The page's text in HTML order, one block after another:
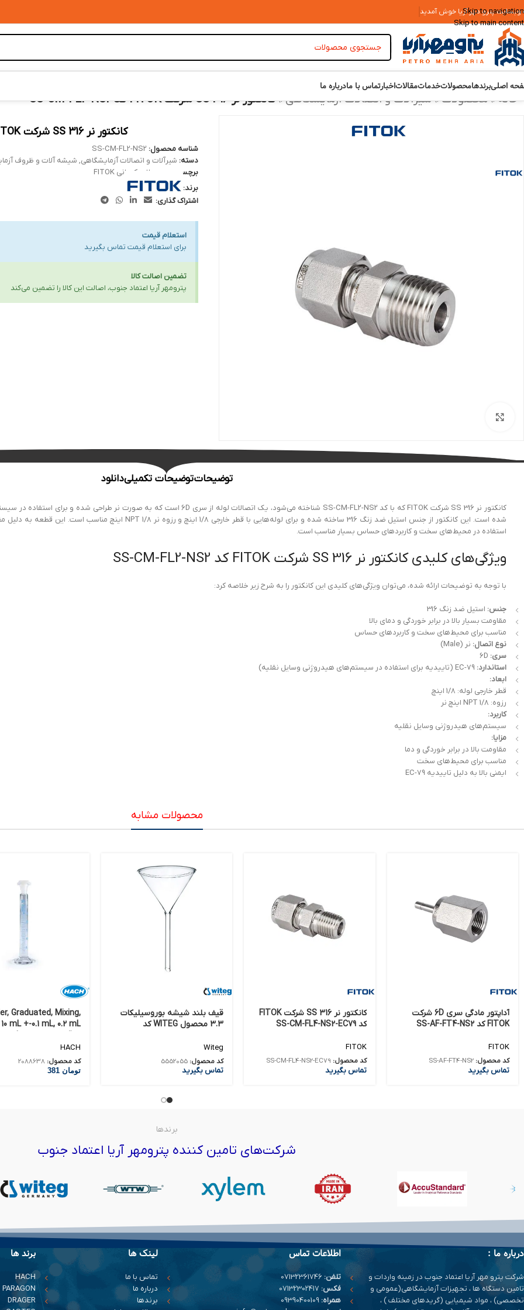
Skip to navigation
Skip to main content
وبسایت پترو مهر آریا خوش آمدید
اصلیبرندهامحصولاتخدماتمقالاتاخبارتماس با مادرباره ما
خانه»محصولات»شیرآلات و اتصالات آزمایشگاهی»کانکتور نر 316 SS شرکت FITOK کد SS-CM-FL2-NS2
کانکتور نر 316 SS شرکت FITOK کد SS-CM-FL2-NS2
شناسه محصول: SS-CM-FL2-NS2
دسته: شیرآلات و اتصالات آزمایشگاهی, شیشه آلات و ظروف
برچسب:
محصولات کمپانی FITOK
برند:
اشتراک گذاری:
استعلام قیمت
برای استعلام قیمت تماس بگیرید
تضمین اصالت کالا
پترومهر آریا اعتماد جنوب، اصالت این کالا را تضمین می‌کند
توضیحاتتوضیحات تکمیلیدانلود
استفاده در محیط‌های سخت و کاربردهای حساس بسیار مناسب است.
ویژگی‌های کلیدی کانکتور نر 316 SS شرکت FITOK کد SS-CM-FL2-NS2
با توجه به توضیحات ارائه شده، می‌توان ویژگی‌های کلیدی این کانکتور را به شرح زیر خلاصه کرد:
جنس: استیل ضد زنگ 316
مقاومت بسیار بالا در برابر خوردگی و دمای بالا
مناسب برای محیط‌های سخت و کاربردهای حساس
نوع اتصال: نر (Male)
سری:
استاندارد:
ابعاد:
قطر خارجی لوله: 1/8 اینچ
رزوه: NPT 1/8 اینچ نر
کاربرد:
سیستم‌های هیدروژنی وسایل نقلیه
مزایا:
مقاومت بالا در برابر خوردگی و دما
مناسب برای محیط‌های سخت
ایمنی بالا به دلیل تاییدیه EC-79
محصولات مشابه
آداپتور مادگی سری 6D شرکت
FITOK کد SS-AF-FT4-NS2
FITOK
کد محصول: SS-AF-FT4-NS2
تماس بگیرید
کانکتور نر 316 SS شرکت FITOK
کد SS-CM-FL4-NS2-EC79
FITOK
کد محصول: SS-CM-FL4-NS2-EC79
تماس بگیرید
قیف بلند شیشه بوروسیلیکات
3.3 محصول WITEG کد
Witeg
کد محصول: 5552055
تماس بگیرید
Graduated, Mixing,
mL +-0.1 mL, 0.2 mL
HACH
کد محصول:2088638
تومان 381
برندها
شرکت‌های تامین کننده پترومهر آریا اعتماد جنوب
درباره ما :
شرکت پترو مهر آریا اعتماد جنوب در زمینه واردات و
تامین دستگاه ها ، تجهیزات آزمایشگاهی(عمومی و
تخصصی) ، مواد شیمیایی (گریدهای مختلف ) ،
اطلاعات تماس
تلفن:
فکس:
همراه:
لینک ها
تماس با ما
درباره ما
برندها
برند ها
HACH
PARAGON
DRAGER